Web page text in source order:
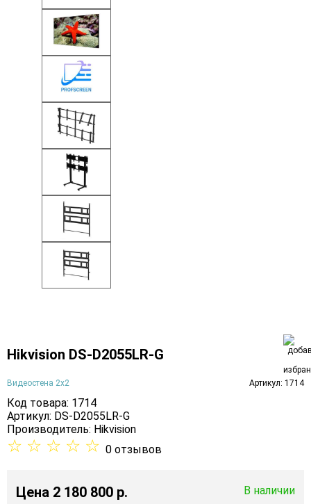
Hikvision DS-D2055LR-G
Видеостена 2x2 Артикул: 1714
Код товара: 1714
Артикул: DS-D2055LR-G
Производитель: Hikvision
☆ ☆ ☆ ☆ ☆ 0 отзывов
Цена 2 180 800 p. В наличии